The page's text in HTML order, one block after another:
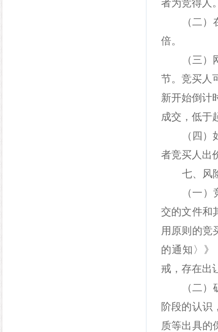
者为竞得人
（二
倍。
（三
节。竞买人
新开始倒计
成交，低于
（四
者竞买人出
七、风
（一
交的文件和
用原则的竞
的通知〉
戒，存在出
（二
阶段的认识
质等出具的